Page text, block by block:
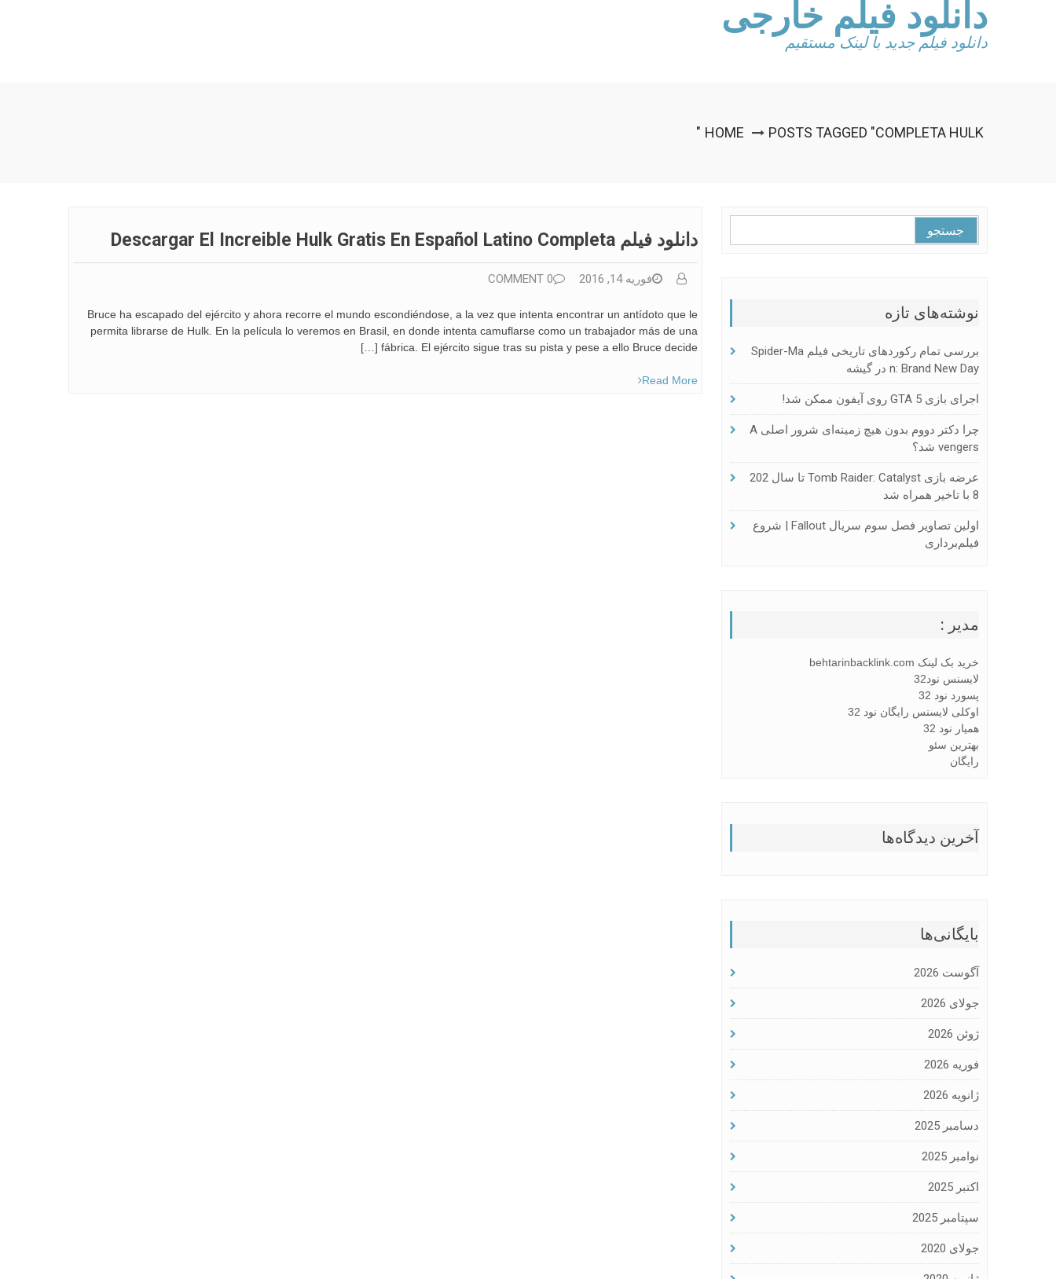
دانلود فیلم خارجی
دانلود فیلم جدید با لینک مستقیم
HOME POSTS TAGGED "COMPLETA HULK"
دانلود فیلم Descargar El Increible Hulk Gratis En Español Latino Completa
فوریه 14, 2016 0 COMMENT
Bruce ha escapado del ejército y ahora recorre el mundo escondiéndose, a la vez que intenta encontrar un antídoto que le
permita librarse de Hulk. En la película lo veremos en Brasil, en donde intenta camuflarse como un trabajador más de una
fábrica. El ejército sigue tras su pista y pese a ello Bruce decide […]
Read More
برای:
نوشته‌های تازه
بررسی تمام رکوردهای تاریخی فیلم Spider-Ma
N: Brand New Day در گیشه
اجرای بازی GTA 5 روی آیفون ممکن شد!
چرا دکتر دووم بدون هیچ زمینه‌ای شرور اصلی A
Vengers شد؟
عرضه بازی Tomb Raider: Catalyst تا سال 202
8 با تاخیر همراه شد
اولین تصاویر فصل سوم سریال Fallout | شروع
فیلم‌برداری
مدیر :
خرید بک لینک behtarinbacklink.com
لایسنس نود32
پسورد نود 32
اوکلی لایسنس رایگان نود 32
همیار نود 32
بهترین سئو
رایگان
آخرین دیدگاه‌ها
بایگانی‌ها
آگوست 2026
جولای 2026
ژوئن 2026
فوریه 2026
ژانویه 2026
دسامبر 2025
نوامبر 2025
اکتبر 2025
سپتامبر 2025
جولای 2020